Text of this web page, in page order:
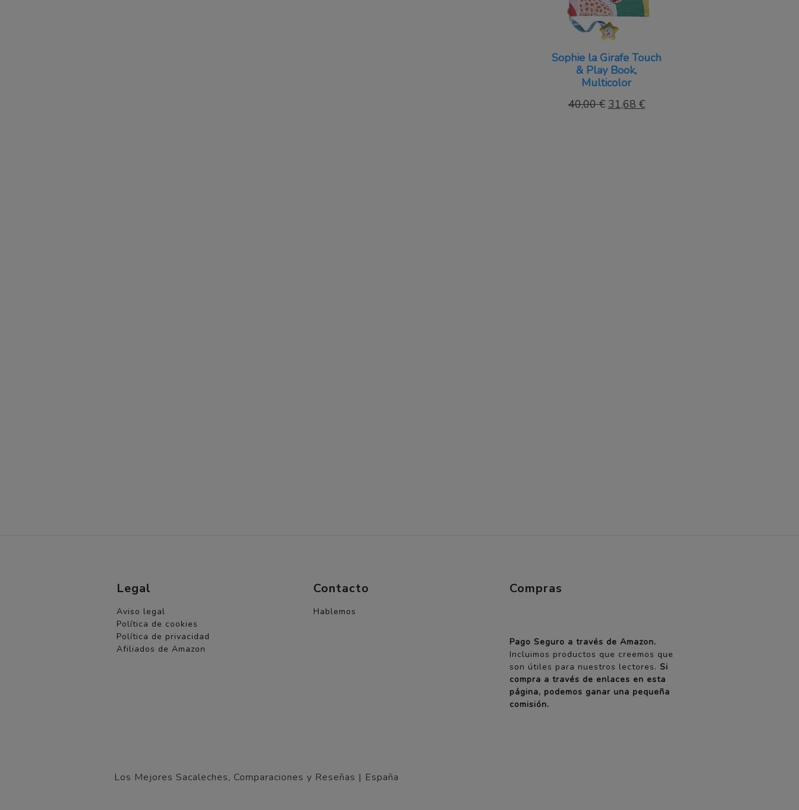
Sophie la Girafe Touch
& Play Book,
Multicolor
40,00€ El
31,68 €El
Legal
Aviso legal
Política de cookies
Política de privacidad
Afiliados de Amazon
Contacto
Hablemos
Compras
Pago Seguro a través de Amazon.
Incluimos productos que creemos que
son útiles para nuestros lectores.Si
compra a través de enlaces en esta
página, podemos ganar una pequeña
comisión.
Los Mejores Sacaleches, Comparaciones y Reseñas | España